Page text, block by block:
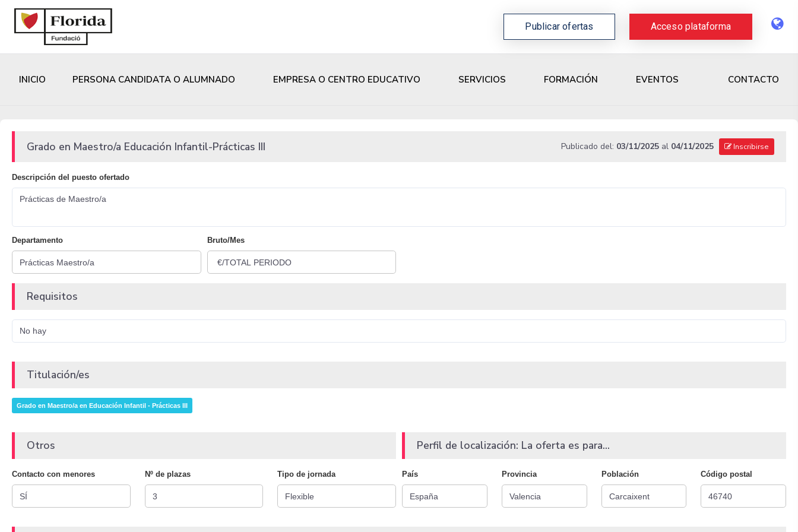
Publicar ofertas Acceso plataforma
INICIO PERSONA CANDIDATA O ALUMNADO EMPRESA O CENTRO EDUCATIVO SERVICIOS FORMACIÓN EVENTOS CONTACTO
Grado en Maestro/a Educación Infantil-Prácticas III Publicado del: 03/11/2025al 04/11/2025 Inscribirse
Descripción del puesto ofertado
Prácticas de Maestro/a
Departamento Bruto/Mes
Requisitos
No hay
Titulación/es
Grado en Maestro/a en Educación Infantil - Prácticas III
Otros
Contacto con menores Nº de plazas Tipo de jornada
Perfil de localización: La oferta es para...
País Provincia Población Código postal